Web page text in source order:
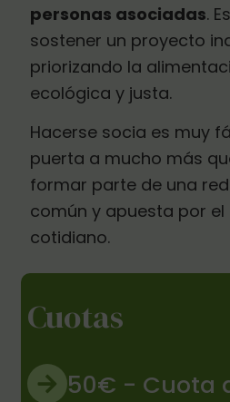
personas asociadas.
sostener un proyecto
priorizando la
ecológica y justa.
Hacerse socia es muy
puerta a mucho más
formar parte de una
común y apuesta por
cotidiano.
Cuotas
50€ - Cuota